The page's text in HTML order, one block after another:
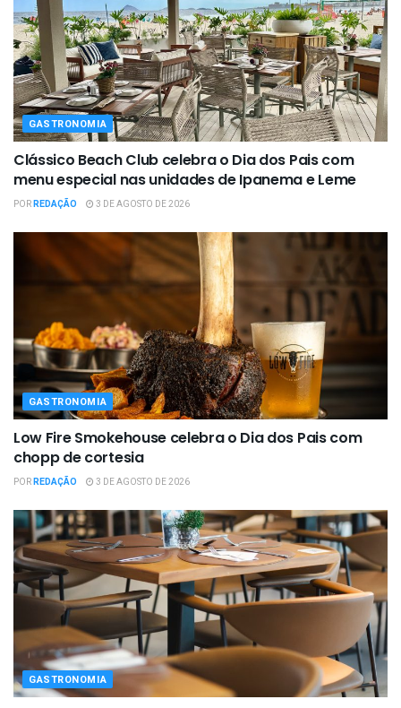
GASTRONOMIA
Clássico Beach Club celebra o Dia dos Pais com
menu especial nas unidades de Ipanema e Leme
PORREDAÇÃO 3 DE AGOSTO DE 2026
GASTRONOMIA
Low Fire Smokehouse celebra o Dia dos Pais com
chopp de cortesia
PORREDAÇÃO 3 DE AGOSTO DE 2026
GASTRONOMIA